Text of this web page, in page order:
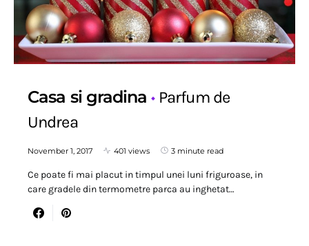
Casa si gradina
Parfum de
Undrea
November 1, 2017 401 views 3 minute read
Ce poate fi mai placut in timpul unei luni friguroase, in
care gradele din termometre parca au inghetat…